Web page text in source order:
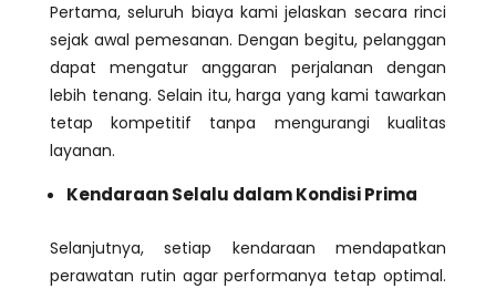
Pertama, seluruh biaya kami jelaskan secara rinci
sejak awal pemesanan. Dengan begitu, pelanggan
dapat mengatur anggaran perjalanan dengan
lebih tenang. Selain itu, harga yang kami tawarkan
tetap kompetitif tanpa mengurangi kualitas
layanan.
Kendaraan Selalu dalam Kondisi Prima
Selanjutnya, setiap kendaraan mendapatkan
perawatan rutin agar performanya tetap optimal.